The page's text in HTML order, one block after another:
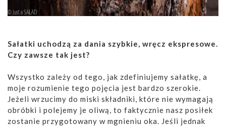
Sałatki uchodzą za dania szybkie, wręcz ekspresowe.
Czy zawsze tak jest?
Wszystko zależy od tego, jak zdefiniujemy sałatkę, a
moje rozumienie tego pojęcia jest bardzo szerokie.
Jeżeli wrzucimy do miski składniki, które nie wymagają
obróbki i polejemy je oliwą, to faktycznie nasz posiłek
zostanie przygotowany w mgnieniu oka. Jeśli jednak